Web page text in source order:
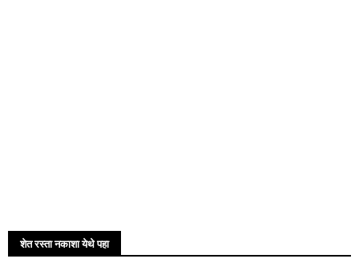
शेत रस्ता नकाशा येथे पहा